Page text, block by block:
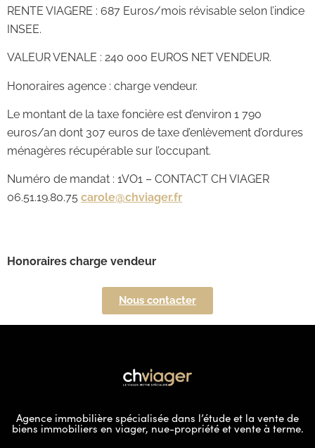
RENTE VIAGERE : 687 Euros/mois révisable selon l’indice
INSEE.
VALEUR VENALE : 240 000 EUROS NET VENDEUR.
Honoraires agence : charge vendeur.
Le montant de la taxe foncière est d’environ 1 790
euros/an dont 307 euros de taxe d’enlèvement d’ordures
ménagères récupérable sur l’occupant.
Numéro de mandat : 1VO1 – CONTACT CH VIAGER
06.51.19.80.75 carole@chviager.fr
Honoraires charge vendeur
Nous contacter
Agence immobilière spécialisée dans l’étude et la vente de
biens immobiliers en viager, nue-propriété et vente à terme.